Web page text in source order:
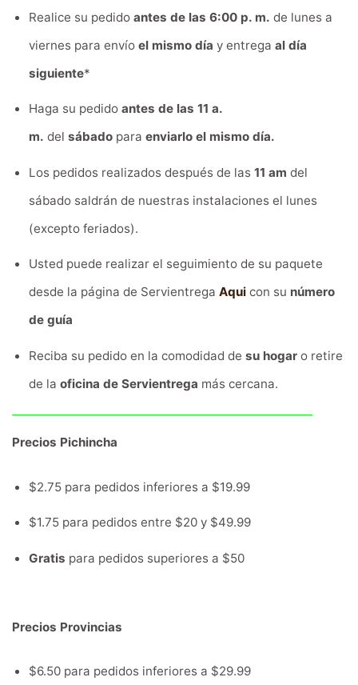
Realice su pedido antes de las 6:00 p. m. de lunes a
viernes para envío el mismo día y entrega al día
siguiente*
Haga su pedido antes de las 11 a.
m. del sábadopara enviarlo el mismo día.
Los pedidos realizados después de las 11 am del
sábado saldrán de nuestras instalaciones el lunes
(excepto feriados).
Usted puede realizar el seguimiento de su paquete
desde la página de Servientrega Aquicon su número
de guía
Reciba su pedido en la comodidad de su hogaro retire
de la oficina de Servientrega más cercana.
Precios Pichincha
$2.75 para pedidos inferiores a $19.99
$1.75 para pedidos entre $20 y $49.99
Gratis para pedidos superiores a $50
Precios Provincias
$6.50 para pedidos inferiores a $29.99